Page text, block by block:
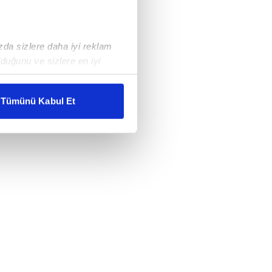
sizlere daha iyi reklam
ve sizlere en iyi
karşılamak
gösterilmeyecektir."
kullanılmaktadır. Bu
ve sizlere yönelik
detaylı bilgi için Ayarlar
ve sitemizde ilgili
Tümünü Kabul Et